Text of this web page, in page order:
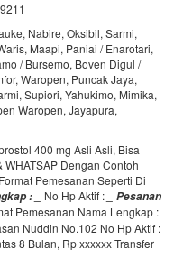
Nabire, Oksibil, Sarmi,
Maapi, Paniai / Enarotari,
/ Bursemo, Boven Digul /
Waropen, Puncak Jaya,
Supiori, Yahukimo, Mimika,
Waropen, Jayapura,
400 mg Asli Asli, Bisa
Dengan Contoh
Pemesanan Seperti Di
: No Hp Aktif :
Pesanan
Pemesanan Nama Lengkap :
Nuddin No.102 No Hp Aktif :
8 Bulan, Rp xxxxxx Transfer